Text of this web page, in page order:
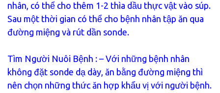
nhân, có thể cho thêm 1-2 thìa dầu thực vật vào súp.
Sau một thời gian có thể cho bệnh nhân tập ăn qua
đường miệng và rút dần sonde.
Tìm Người Nuôi Bệnh : – Với những bệnh nhân
không đặt sonde dạ dày, ăn bằng đường miệng thì
nên chọn những thức ăn hợp khẩu vị với người bệnh.